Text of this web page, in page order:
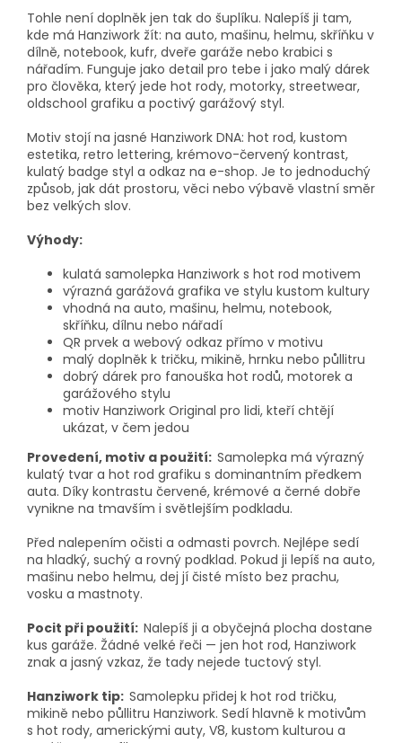
Tohle není doplněk jen tak do šuplíku. Nalepíš ji tam,
kde má Hanziwork žít: na auto, mašinu, helmu, skříňku v
dílně, notebook, kufr, dveře garáže nebo krabici s
nářadím. Funguje jako detail pro tebe i jako malý dárek
pro člověka, který jede hot rody, motorky, streetwear,
oldschool grafiku a poctivý garážový styl.
Motiv stojí na jasné Hanziwork DNA: hot rod, kustom
estetika, retro lettering, krémovo-červený kontrast,
kulatý badge styl a odkaz na e-shop. Je to jednoduchý
způsob, jak dát prostoru, věci nebo výbavě vlastní směr
bez velkých slov.
Výhody:
kulatá samolepka Hanziwork s hot rod motivem
výrazná garážová grafika ve stylu kustom kultury
vhodná na auto, mašinu, helmu, notebook,
skříňku, dílnu nebo nářadí
QR prvek a webový odkaz přímo v motivu
malý doplněk k tričku, mikině, hrnku nebo půllitru
dobrý dárek pro fanouška hot rodů, motorek a
garážového stylu
motiv Hanziwork Original pro lidi, kteří chtějí
ukázat, v čem jedou
Provedení, motiv a použití: Samolepka má výrazný
kulatý tvar a hot rod grafiku s dominantním předkem
auta. Díky kontrastu červené, krémové a černé dobře
vynikne na tmavším i světlejším podkladu.
Před nalepením očisti a odmasti povrch. Nejlépe sedí
na hladký, suchý a rovný podklad. Pokud ji lepíš na auto,
mašinu nebo helmu, dej jí čisté místo bez prachu,
vosku a mastnoty.
Pocit při použití: Nalepíš ji a obyčejná plocha dostane
kus garáže. Žádné velké řeči — jen hot rod, Hanziwork
znak a jasný vzkaz, že tady nejede tuctový styl.
Hanziwork tip: Samolepku přidej k hot rod tričku,
mikině nebo půllitru Hanziwork. Sedí hlavně k motivům
s hot rody, americkými auty, V8, kustom kulturou a